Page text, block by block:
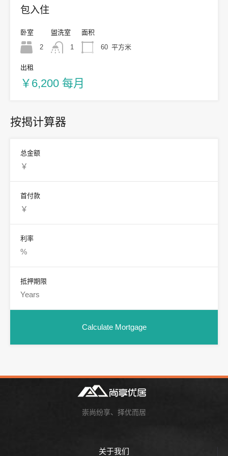
包入住
卧室
2
盥洗室
1
面积
60 平方米
出租
￥6,200 每月
按揭计算器
总金额
首付款
利率
抵押期限
崇尚纷享、择优而居
关于我们